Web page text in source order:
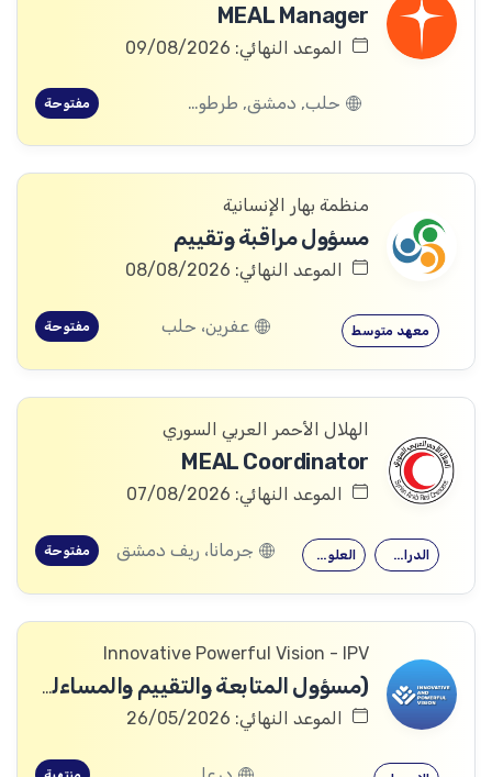
MEAL Manager
الموعد النهائي: 09/08/2026
حلب, دمشق, طرطوس, ريف دمشق, ديرالزور, درعا, السويداء, إدلب, القنيطرة, اللاذقية, الرقة, حمص, الحسكة, حماة مفتوحة
منظمة بهار الإنسانية
مسؤول مراقبة وتقييم
الموعد النهائي: 08/08/2026
معهد متوسط عفرين، حلب مفتوحة
الهلال الأحمر العربي السوري
MEAL Coordinator
الموعد النهائي: 07/08/2026
العلوم الاجتماعية الدراسات التنموية جرمانا، ريف دمشق مفتوحة
Innovative Powerful Vision - IPV
(مسؤول المتابعة والتقييم والمساءلة والتعلم
الموعد النهائي: 26/05/2026